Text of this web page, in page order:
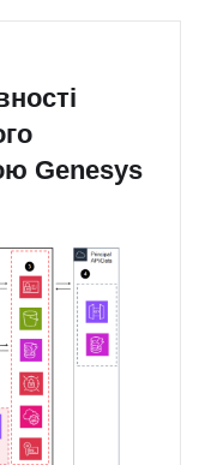
Genesys